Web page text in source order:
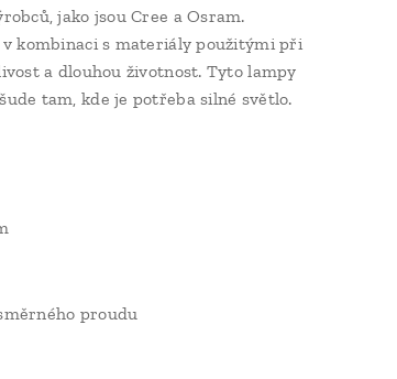
jako jsou Cree a Osram.
kombinaci s materiály použitými při
a dlouhou životnost. Tyto lampy
tam, kde je potřeba silné světlo.
proudu